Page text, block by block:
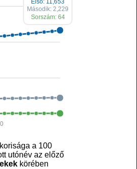
Első: 11,653
Második: 2,229
Sorszám: 64
a 100
utónév az előző
körében